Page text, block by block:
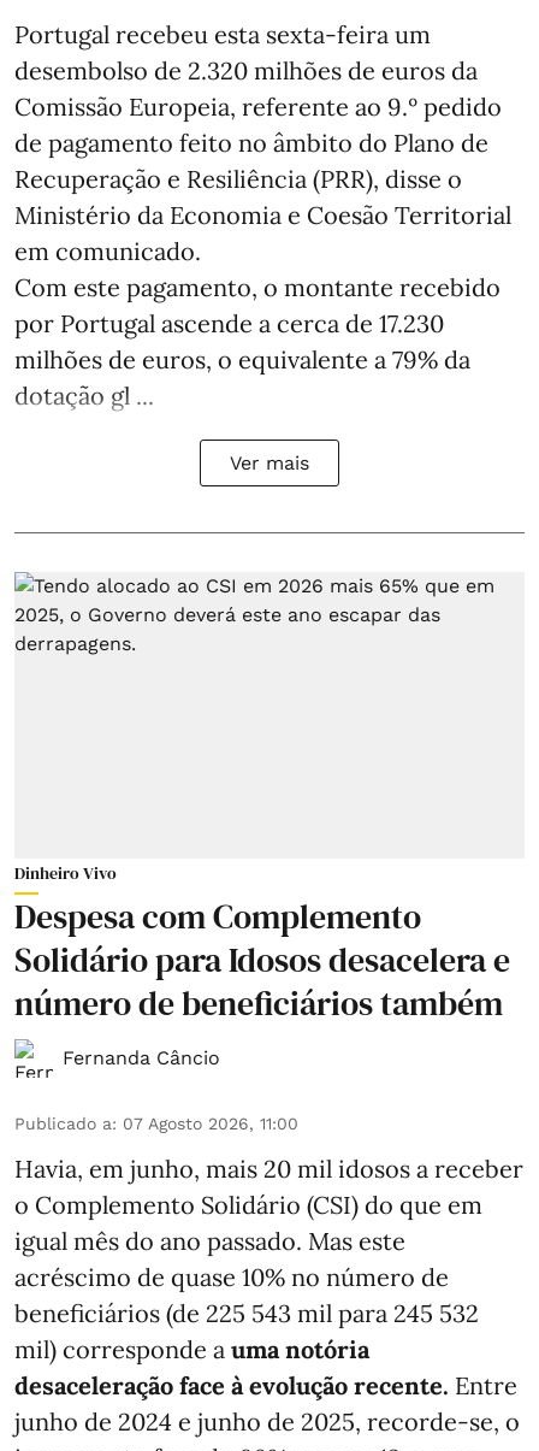
Portugal recebeu esta sexta-feira um
desembolso de 2.320 milhões de euros da
Comissão Europeia, referente ao 9.º pedido
de pagamento feito no âmbito do Plano de
Recuperação e Resiliência (PRR), disse o
Ministério da Economia e Coesão Territorial
em comunicado.
Com este pagamento, o montante recebido
por Portugal ascende a cerca de 17.230
milhões de euros, o equivalente a 79% da
dotação gl ...
Ver mais
Dinheiro Vivo
Despesa com Complemento
Solidário para Idosos desacelera e
número de beneficiários também
Fernanda Câncio
Publicado a: 07 Agosto 2026, 11:00
Havia, em junho, mais 20 mil idosos a receber
o Complemento Solidário (CSI) do que em
igual mês do ano passado. Mas este
acréscimo de quase 10% no número de
beneficiários (de 225 543 mil para 245 532
mil) corresponde a uma notória
desaceleração face à evolução recente. Entre
junho de 2024 e junho de 2025, recorde-se, o